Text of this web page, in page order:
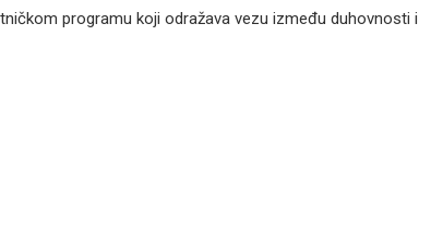
programu koji odražava vezu između duhovnosti i